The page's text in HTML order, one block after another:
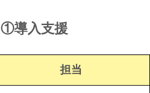
①導入支援
担当